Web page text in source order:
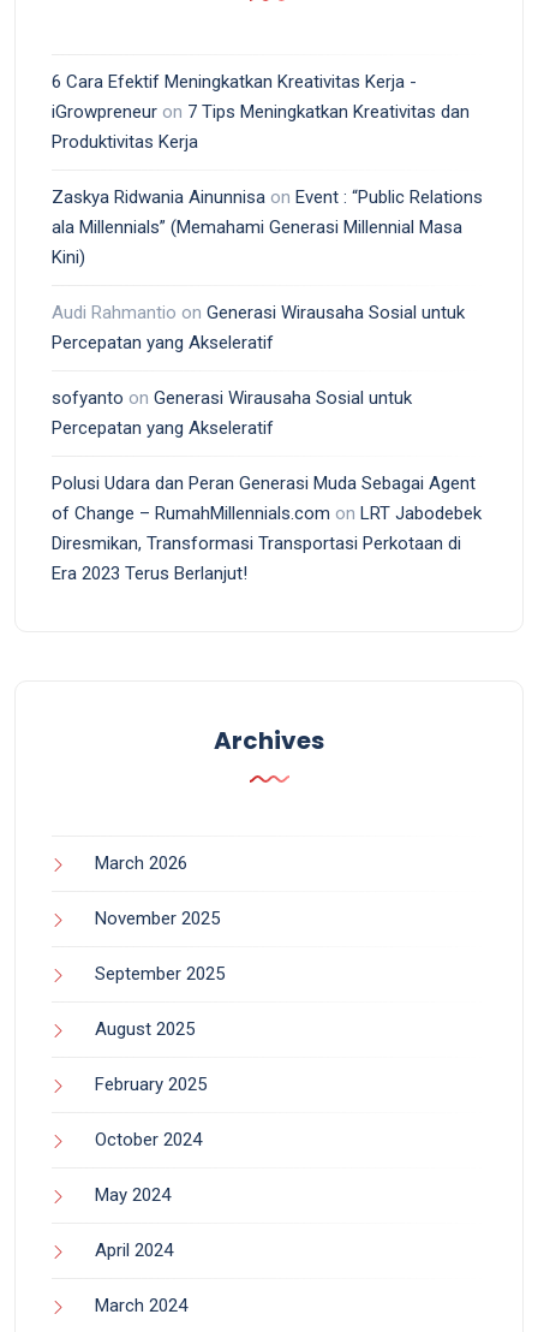
6 Cara Efektif Meningkatkan Kreativitas Kerja -
iGrowpreneur on 7 Tips Meningkatkan Kreativitas dan
Produktivitas Kerja
Zaskya Ridwania Ainunnisa on Event : “Public Relations
ala Millennials” (Memahami Generasi Millennial Masa
Kini)
Audi Rahmantio on Generasi Wirausaha Sosial untuk
Percepatan yang Akseleratif
sofyanto on Generasi Wirausaha Sosial untuk
Percepatan yang Akseleratif
Polusi Udara dan Peran Generasi Muda Sebagai Agent
of Change – RumahMillennials.com on LRT Jabodebek
Diresmikan, Transformasi Transportasi Perkotaan di
Era 2023 Terus Berlanjut!
Archives
March 2026
November 2025
September 2025
August 2025
February 2025
October 2024
May 2024
April 2024
March 2024